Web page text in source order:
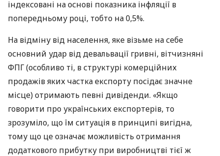
індексовані на основі показника інфляції в
попередньому році, тобто на 0,5%.
На відміну від населення, яке візьме на себе
основний удар від девальвації гривні, вітчизняні
ФПГ(особливо ті, в структурі комерційних
продажів яких частка експорту посідає значне
місце) отримають певні дивіденди. «Якщо
говорити про українських експортерів, то
зрозуміло, що їм ситуація в принципі вигідна,
тому що це означає можливість отримання
додаткового прибутку при виробництві тієї ж